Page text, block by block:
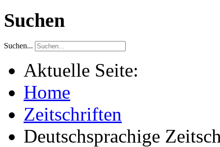
Suchen
Suchen...
Aktuelle Seite:
Home
Zeitschriften
Deutschsprachige